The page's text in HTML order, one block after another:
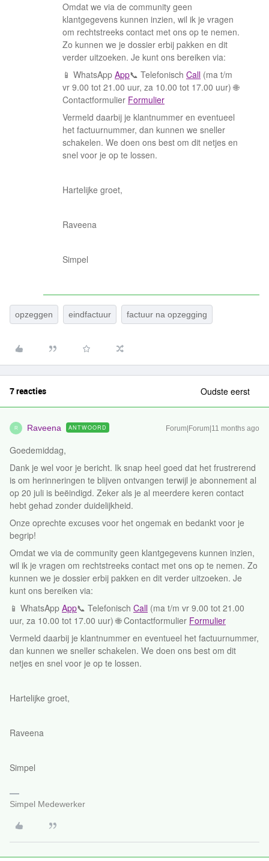
Omdat we via de community geen
klantgegevens kunnen inzien, wil ik je vragen
om rechtstreeks contact met ons op te nemen.
Zo kunnen we je dossier erbij pakken en dit
verder uitzoeken. Je kunt ons bereiken via:
📱 WhatsApp App📞 Telefonisch Call (ma t/m
vr 9.00 tot 21.00 uur, za 10.00 tot 17.00 uur) 🌐
Contactformulier Formulier
Vermeld daarbij je klantnummer en eventueel
het factuurnummer, dan kunnen we sneller
schakelen. We doen ons best om dit netjes en
snel voor je op te lossen.
Hartelijke groet,
Raveena
Simpel
opzeggen eindfactuur factuur na opzegging
7 reacties Oudste eerst
R Raveena ANTWOORD Forum|Forum|11 months ago
Goedemiddag,
Dank je wel voor je bericht. Ik snap heel goed dat het frustrerend
is om herinneringen te blijven ontvangen terwijl je abonnement al
op 20 juli is beëindigd. Zeker als je al meerdere keren contact
hebt gehad zonder duidelijkheid.
Onze oprechte excuses voor het ongemak en bedankt voor je
begrip!
Omdat we via de community geen klantgegevens kunnen inzien,
wil ik je vragen om rechtstreeks contact met ons op te nemen. Zo
kunnen we je dossier erbij pakken en dit verder uitzoeken. Je
kunt ons bereiken via:
📱 WhatsApp App📞 Telefonisch Call (ma t/m vr 9.00 tot 21.00
uur, za 10.00 tot 17.00 uur) 🌐 Contactformulier Formulier
Vermeld daarbij je klantnummer en eventueel het factuurnummer,
dan kunnen we sneller schakelen. We doen ons best om dit
netjes en snel voor je op te lossen.
Hartelijke groet,
Raveena
Simpel
Simpel Medewerker